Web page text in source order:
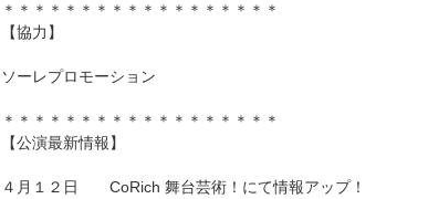
＊＊＊＊＊＊＊＊＊＊＊＊＊＊＊＊＊＊
【協力】
ソーレプロモーション
＊＊＊＊＊＊＊＊＊＊＊＊＊＊＊＊＊＊
【公演最新情報】
４月１２日 CoRich 舞台芸術！にて情報アップ！